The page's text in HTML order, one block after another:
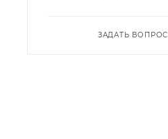
ЗАДАТЬ ВОПРОС